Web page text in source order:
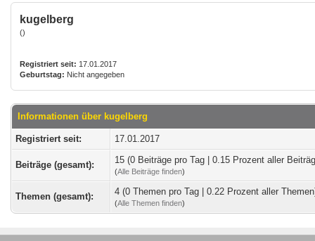
kugelberg
()
Registriert seit: 17.01.2017
Geburtstag: Nicht angegeben
Informationen über kugelberg
Registriert seit: 17.01.2017
Beiträge (gesamt): 15 (0 Beiträge pro Tag | 0.15 Prozent aller
(Alle Beiträge finden)
Themen (gesamt): 4 (0 Themen pro Tag | 0.22 Prozent aller
(Alle Themen finden)